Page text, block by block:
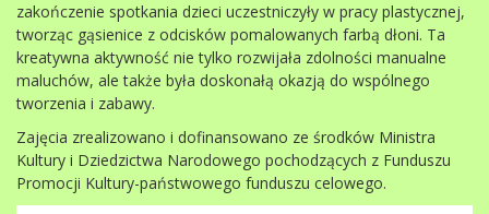
zakończenie spotkania dzieci uczestniczyły w pracy plastycznej,
tworząc gąsienice z odcisków pomalowanych farbą dłoni. Ta
kreatywna aktywność nie tylko rozwijała zdolności manualne
maluchów, ale także była doskonałą okazją do wspólnego
tworzenia i zabawy.
Zajęcia zrealizowano i dofinansowano ze środków Ministra
Kultury i Dziedzictwa Narodowego pochodzących z Funduszu
Promocji Kultury-państwowego funduszu celowego.